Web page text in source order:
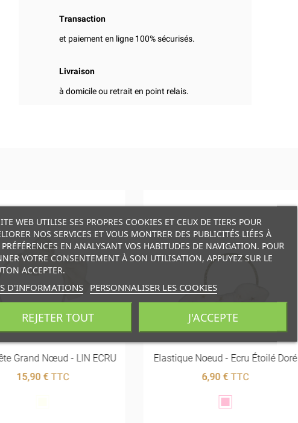
Transaction
et paiement en ligne 100% sécurisés.
Livraison
à domicile ou retrait en point relais.
Grand Nœud - LIN ECRU
15,90 €TTC
Elastique Noeud - Ecru Étoilé Doré
6,90 €TTC
Rose
WEB UTILISE SES PROPRES COOKIES ET CEUX DE TIERS POUR
NOS SERVICES ET VOUS MONTRER DES PUBLICITÉS LIÉES À
PRÉFÉRENCES EN ANALYSANT VOS HABITUDES DE NAVIGATION. POUR
VOTRE CONSENTEMENT À SON UTILISATION, APPUYEZ SUR LE
ACCEPTER.
D'INFORMATIONS PERSONNALISER LES COOKIES
REJETER TOUT J'ACCEPTE